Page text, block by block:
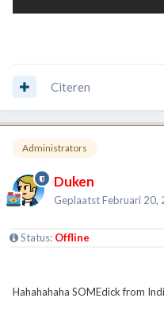
Citeren
Administrators
Duken
GeplaatstFebruari 20,
Status: Offline
Hahahahaha SOMEdick from